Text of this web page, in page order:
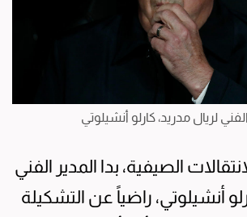
لريال مدريد، كارلو أنشيلوتي
الصيفية، بدا المدير الفني
أنشيلوتي، راضياً عن التشكيلة